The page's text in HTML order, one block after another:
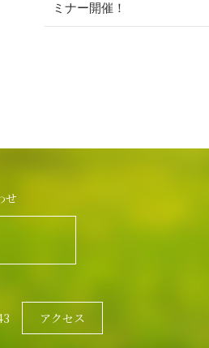
ミナー開催！
せ
アクセス